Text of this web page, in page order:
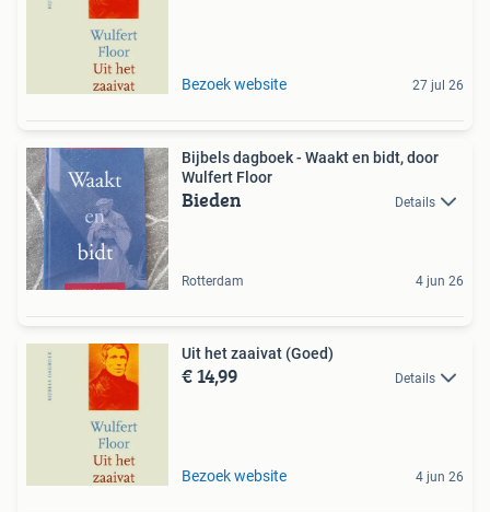
Bezoek website 27 jul 26
Bijbels dagboek - Waakt en bidt, door
Wulfert Floor
Bieden Details
Rotterdam 4 jun 26
Uit het zaaivat (Goed)
€ 14,99 Details
Bezoek website 4 jun 26